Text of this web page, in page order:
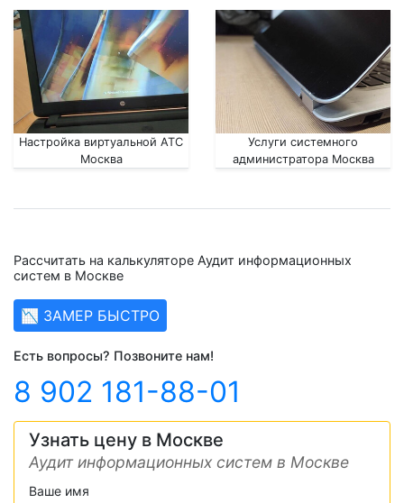
Настройка виртуальной АТС
Москва
Услуги системного
администратора Москва
Рассчитать на калькуляторе Аудит информационных
систем в Москве
📉 ЗАМЕР БЫСТРО
Есть вопросы? Позвоните нам!
8 902 181-88-01
Узнать цену в Москве
Аудит информационных систем в Москве
Ваше имя